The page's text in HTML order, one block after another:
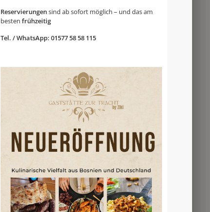
Reservierungensind ab sofort möglich – und das am
besten frühzeitig
Tel. / WhatsApp: 01577 58 58 115